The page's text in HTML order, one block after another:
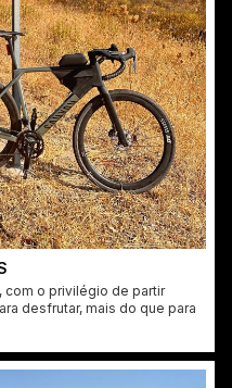
com o privilégio de partir
desfrutar, mais do que para